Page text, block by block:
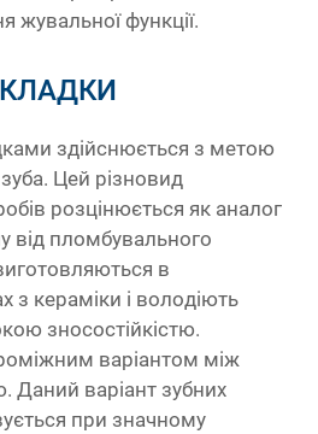
жувальної функції.
здійснюється з метою
Цей різновид
розцінюється як аналог
від пломбувального
в
з кераміки і володіють
зносостійкістю.
варіантом між
Даний варіант зубних
при значному